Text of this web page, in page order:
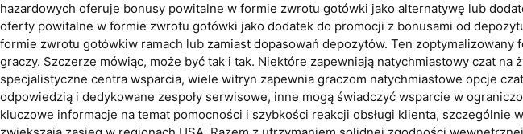
hazardowych oferuje bonusy powitalne w formie zwrotu gotówki jako alternatywę lub
oferty powitalne w formie zwrotu gotówki jako dodatek do promocji z bonusami od
formie zwrotu gotówkiw ramach lub zamiast dopasowań depozytów. Ten
graczy. Szczerze mówiąc, może być tak i tak. Niektóre zapewniają natychmiastowy czat
specjalistyczne centra wsparcia, wiele witryn zapewnia graczom natychmiastowe opcje
odpowiedzią i dedykowane zespoły serwisowe, inne mogą świadczyć wsparcie w
kluczowe informacje na temat pomocności i szybkości reakcji obsługi klienta,